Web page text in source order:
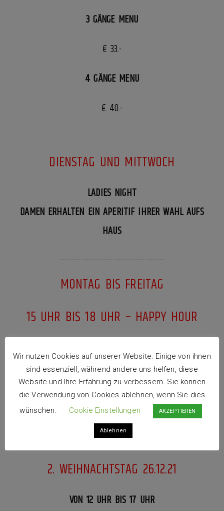
3 GÄNGE MENU
€ 33.-
4 GÄNGE MENU
€ 40.-
……………………………………………………………
DIENSTAG UND MITTWOCH
LADIES NIGHT
DAMEN ERHALTEN EIN APERITIF IHRER WAHL AUFS
HAUS
……………………………………………………………
MONTAG BIS FREITAG
15 UHR BIS 18 UHR – HAPPY HOUR
(PASTA FISCH FLEISCH)
UND EIN GLAS WEIN
€ 20.-
2. WEIHNACHTSTAG 26.12.21
VON 12 UHR BIS 17 UHR
Wir nutzen Cookies auf unserer Website. Einige von ihnen
sind essenziell, während andere uns helfen, diese
Website und Ihre Erfahrung zu verbessern. Sie können
die Verwendung von Cookies ablehnen, wenn Sie dies
wünschen.
Cookie Einstellungen AKZEPTIEREN
Ablehnen